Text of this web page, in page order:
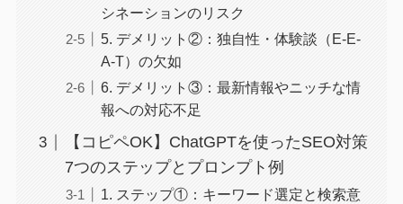
シネーションのリスク
5. デメリット②：独自性・体験談（E-E-
A-T）の欠如
6. デメリット③：最新情報やニッチな情
報への対応不足
【コピペOK】ChatGPTを使ったSEO対策
7つのステップとプロンプト例
1. ステップ①：キーワード選定と検索意